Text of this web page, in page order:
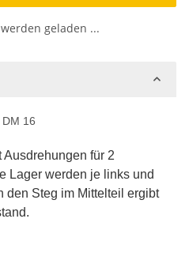
geladen ...
16
für 2
Lager werden je links und
den Steg im Mittelteil ergibt